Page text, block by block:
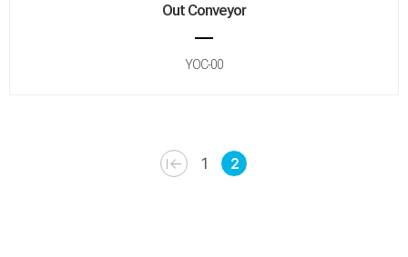
Out Conveyor
YOC-00
1 2